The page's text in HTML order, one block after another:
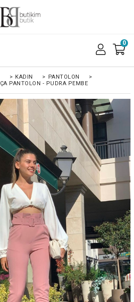
0
> KADIN > PANTOLON
>
PANTOLON - PUDRA PEMBE